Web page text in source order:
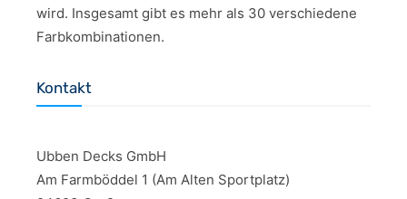
wird. Insgesamt gibt es mehr als 30 verschiedene
Farbkombinationen.
Kontakt
Ubben Decks GmbH
Am Farmböddel 1 (Am Alten Sportplatz)